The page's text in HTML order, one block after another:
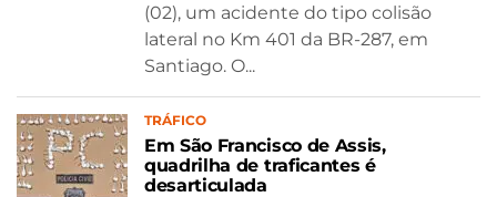
(02), um acidente do tipo colisão
lateral no Km 401 da BR-287, em
Santiago. O...
TRÁFICO
Em São Francisco de Assis,
quadrilha de traficantes é
desarticulada